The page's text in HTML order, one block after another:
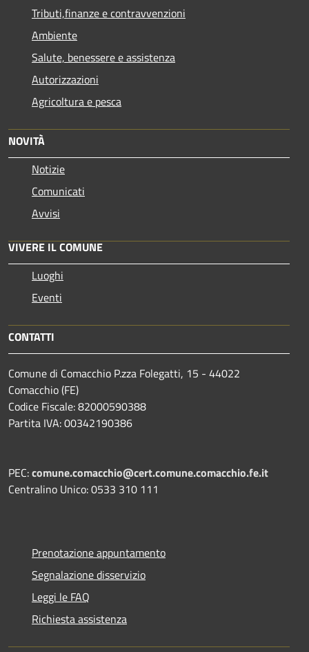
Tributi,finanze e contravvenzioni
Ambiente
Salute, benessere e assistenza
Autorizzazioni
Agricoltura e pesca
NOVITÀ
Notizie
Comunicati
Avvisi
VIVERE IL COMUNE
Luoghi
Eventi
CONTATTI
Comune di Comacchio P.zza Folegatti, 15 - 44022
Comacchio (FE)
Codice Fiscale: 82000590388
Partita IVA: 00342190386
PEC:comune.comacchio@cert.comune.comacchio.fe.it
Centralino Unico: 0533 310 111
Prenotazione appuntamento
Segnalazione disservizio
Leggi le FAQ
Richiesta assistenza